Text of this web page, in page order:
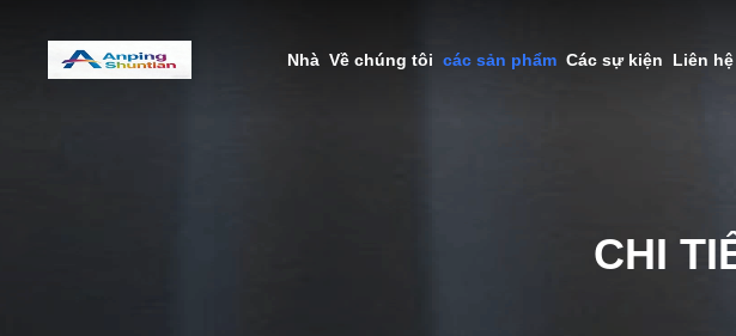
Nhà Về chúng tôi các sản phẩm Các sự kiện Liên
CHI